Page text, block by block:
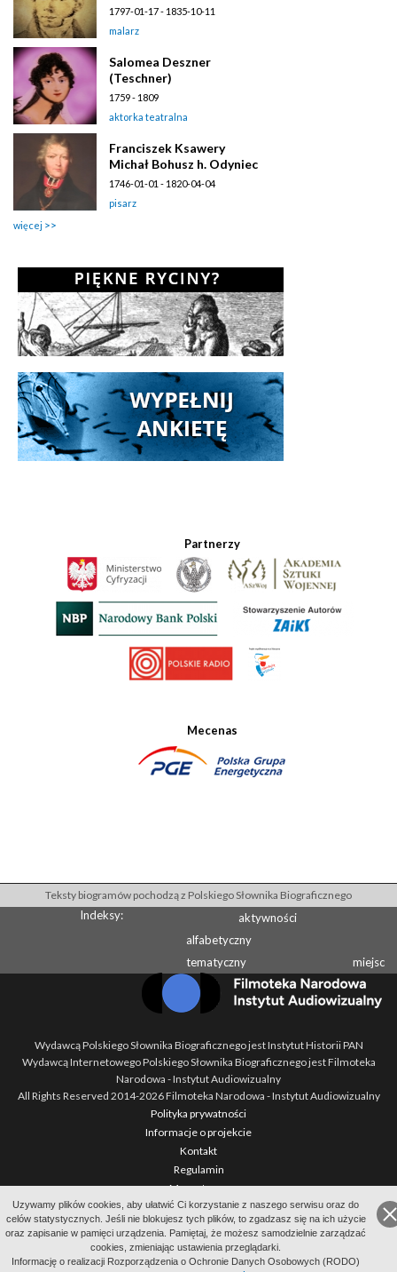
1797-01-17 - 1835-10-11
malarz
Salomea Deszner
(Teschner)
1759 - 1809
aktorka teatralna
Franciszek Ksawery
Michał Bohusz h. Odyniec
1746-01-01 - 1820-04-04
pisarz
więcej
Partnerzy
Mecenas
Uzywamy plików cookies, aby ułatwić Ci korzystanie z naszego serwisu oraz do
celów statystycznych. Jeśli nie blokujesz tych plików, to zgadzasz się na ich użycie
oraz zapisanie w pamięci urządzenia. Pamiętaj, że możesz samodzielnie zarządzać
cookies, zmieniając ustawienia przeglądarki.
Informację o realizacji Rozporządzenia o Ochronie Danych Osobowych (RODO)
Teksty biogramów pochodzą z Polskiego Słownika Biograficznego
Indeksy:
aktywności
alfabetyczny
tematyczny
miejsc
Wydawcą Polskiego Słownika Biograficznego jest Instytut Historii PAN
Wydawcą Internetowego Polskiego Słownika Biograficznego jest Filmoteka
Narodowa - Instytut Audiowizualny
All Rights Reserved 2014-2026Filmoteka Narodowa - Instytut Audiowizualny
Polityka prywatności
Informacje o projekcie
Kontakt
Regulamin
Mapa strony
BIP
Wersja: 1.2.0